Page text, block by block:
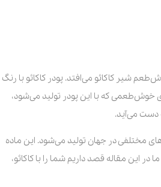
شیر کاکائو می‌افتد. پودر کاکائو با رنگ
خوش‌طعمی که با این پودر تولید می‌شود،
دست می‌آید.
مختلفی در جهان تولید می‌شود. این ماده
این مقاله قصد داریم شما را با کاکائو،